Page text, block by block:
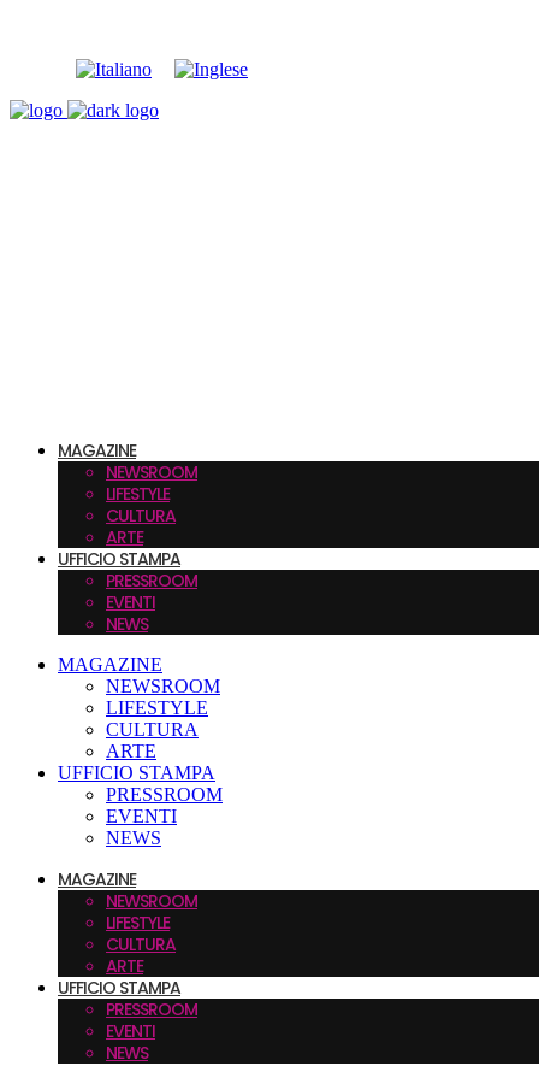
MAGAZINE
NEWSROOM
LIFESTYLE
CULTURA
ARTE
UFFICIO STAMPA
PRESSROOM
EVENTI
NEWS
MAGAZINE
NEWSROOM
LIFESTYLE
CULTURA
ARTE
UFFICIO STAMPA
PRESSROOM
EVENTI
NEWS
MAGAZINE
NEWSROOM
LIFESTYLE
CULTURA
ARTE
UFFICIO STAMPA
PRESSROOM
EVENTI
NEWS